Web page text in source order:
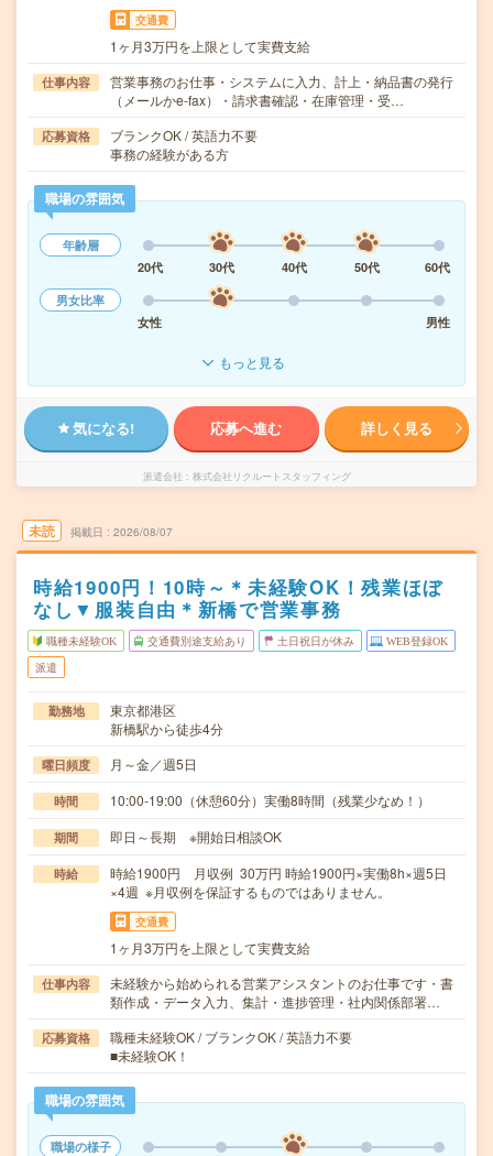
交通費
1ヶ月3万円を上限として実費支給
仕事内容
営業事務のお仕事・システムに入力、計上・納品書の発行
（メールかe-fax）・請求書確認・在庫管理・受…
応募資格
ブランクOK / 英語力不要
事務の経験がある方
職場の雰囲気
年齢層
20代
30代 40代 50代
60代
男女比率
女性
男性
もっと見る
気になる! 応募へ進む 詳しく見る
派遣会社 株式会社リクルートスタッフィング
未読 掲載日 2026/08/07
時給1900円！10時～＊未経験OK！残業ほぼ
なし▼服装自由＊新橋で営業事務
職種未経験OK 交通費別途支給あり 土日祝日が休み WEB登録OK
派遣
勤務地
東京都港区
新橋駅から徒歩4分
曜日頻度 月～金／週5日
時間 10:00-19:00（休憩60分）実働8時間（残業少なめ！）
期間 即日～長期 ※開始日相談OK
時給
時給1900円 月収例 30万円 時給1900円×実働8h×週5日
×4週 ※月収例を保証するものではありません。
交通費
1ヶ月3万円を上限として実費支給
仕事内容
未経験から始められる営業アシスタントのお仕事です・書
類作成・データ入力、集計・進捗管理・社内関係部署…
応募資格
職種未経験OK / ブランクOK / 英語力不要
■未経験OK！
職場の雰囲気
職場の様子